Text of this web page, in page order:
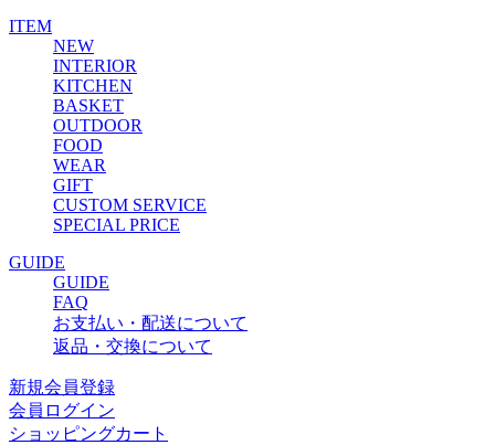
ITEM
NEW
INTERIOR
KITCHEN
BASKET
OUTDOOR
FOOD
WEAR
GIFT
CUSTOM SERVICE
SPECIAL PRICE
GUIDE
GUIDE
FAQ
お支払い・配送について
返品・交換について
新規会員登録
会員ログイン
ショッピングカート